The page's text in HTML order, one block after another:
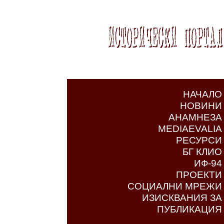
НАЧАЛО
НОВИНИ
АНАМНЕЗА
MEDIAEVALIA
РЕСУРСИ
БГ КЛИО
ИФ-94
ПРОЕКТИ
СОЦИАЛНИ МРЕЖИ
ИЗИСКВАНИЯ ЗА
ПУБЛИКАЦИЯ